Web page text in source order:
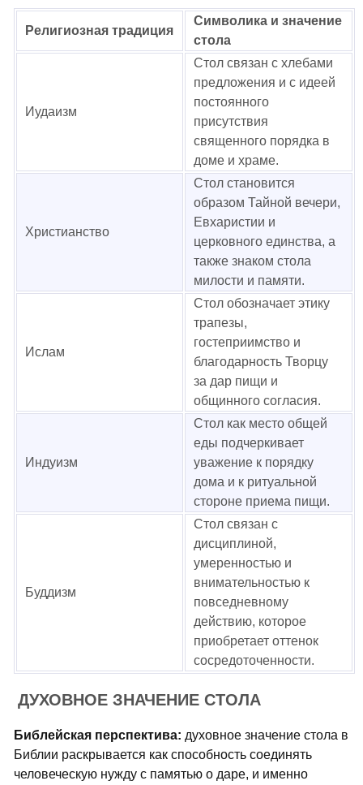
Религиозная традиция
Символика и значение
стола
Иудаизм
Стол связан с хлебами
предложения и с идеей
постоянного
присутствия
священного порядка в
доме и храме.
Христианство
Стол становится
образом Тайной вечери,
Евхаристии и
церковного единства, а
также знаком стола
милости и памяти.
Ислам
Стол обозначает этику
трапезы,
гостеприимство и
благодарность Творцу
за дар пищи и
общинного согласия.
Индуизм
Стол как место общей
еды подчеркивает
уважение к порядку
дома и к ритуальной
стороне приема пищи.
Буддизм
Стол связан с
дисциплиной,
умеренностью и
внимательностью к
повседневному
действию, которое
приобретает оттенок
сосредоточенности.
ДУХОВНОЕ ЗНАЧЕНИЕ СТОЛА
Библейская перспектива: духовное значение стола в
Библии раскрывается как способность соединять
человеческую нужду с памятью о даре, и именно